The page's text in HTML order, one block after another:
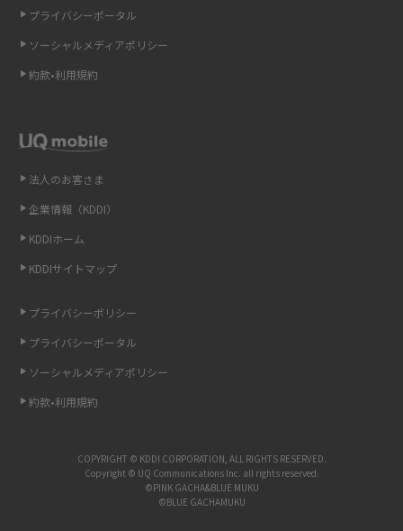
ギガバイト（GB）とは？1GBの目安やギガが足りない時の対処法を紹介
Wi-Fiを自宅に設置する方法は？必要なことやポイントも紹介
光ファイバーとは？仕組みやメリット・デメリットを初心者向けにわかり
やすく解説
ストリーミング再生とは？ダウンロードとの違いやメリット・デメリット
引っ越し費用の相場は？ひとり暮らしや家族の場合の目安や費用を抑える
UQ WiMAXの評判は？特徴やメリット・デメリットを口コミと併せて紹介
法人のお客さま
企業情報（KDDI）
KDDIホーム
KDDIサイトマップ
プライバシーポリシー
プライバシーポータル
ソーシャルメディアポリシー
約款•利用規約
プライバシーポータル
ソーシャルメディアポリシー
約款•利用規約
COPYRIGHT © KDDI CORPORATION, ALL RIGHTS RESERVED.
Copyright © UQ Communications Inc. all rights reserved.
©PINK GACHA&BLUE MUKU
©BLUE GACHAMUKU